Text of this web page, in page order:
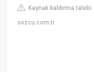
Kaynak kaldırma talebi
sozcu.com.tr